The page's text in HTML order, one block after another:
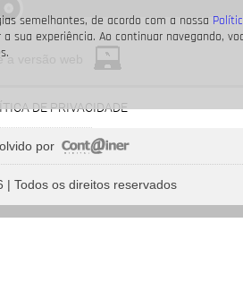
semelhantes, de acordo com a nossa
a sua experiência. Ao continuar navegando,
o final da década de 1990
a versão web
DE PRIVACIDADE
por
| Todos os direitos reservados